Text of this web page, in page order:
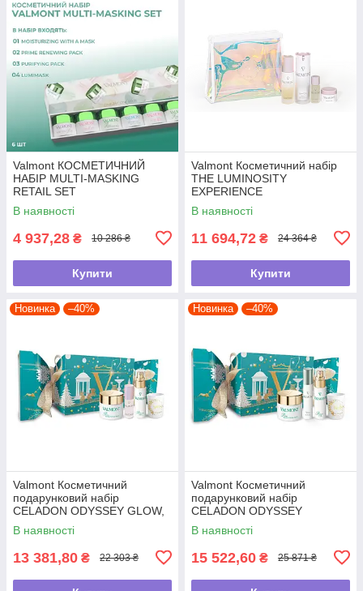
Valmont КОСМЕТИЧНИЙ
НАБІР MULTI-MASKING
RETAIL SET
В наявності
4 937,28 ₴ 10 286 ₴
Купити
Valmont Косметичний набір
THE LUMINOSITY
EXPERIENCE
В наявності
11 694,72 ₴ 24 364 ₴
Купити
Новинка –40%
Valmont Косметичний
подарунковий набір
CELADON ODYSSEY GLOW,
50 мл, 8 мл, 30 мл, 35 г
В наявності
13 381,80 ₴ 22 303 ₴
Новинка –40%
Valmont Косметичний
подарунковий набір
CELADON ODYSSEY
VITALITY, 50 мл, 15 мл, 30
мл, 35 г
В наявності
15 522,60 ₴ 25 871 ₴